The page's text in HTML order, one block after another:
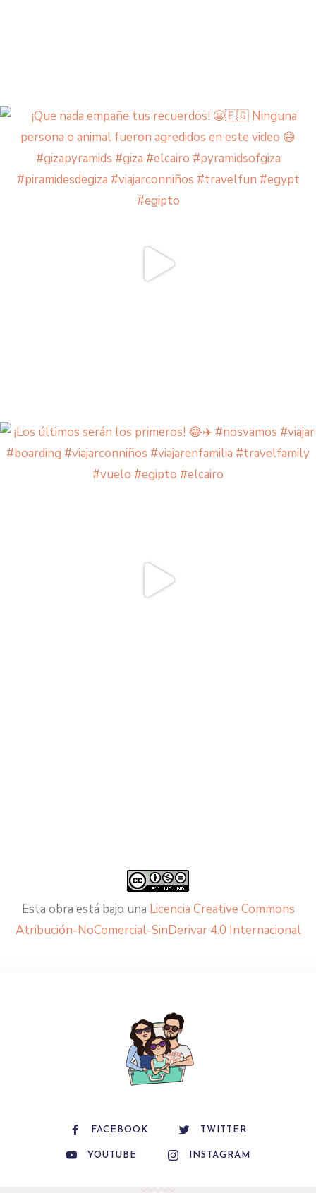
Esta obra está bajo una Licencia Creative Commons
Atribución-NoComercial-SinDerivar 4.0 Internacional
FACEBOOK TWITTER
YOUTUBE INSTAGRAM